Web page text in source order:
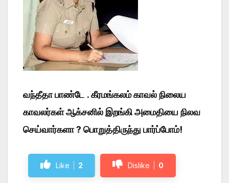
வந்தீதா பாண்டே . கீரமங்கலம் காவல் நிலைய
காவலர்கள் ஆக்சனில் இறங்கி அமைதியை நிலவ
செய்வார்களா ? பொறுத்திருந்து பார்ப்போம்!
Like 2 Dislike 0